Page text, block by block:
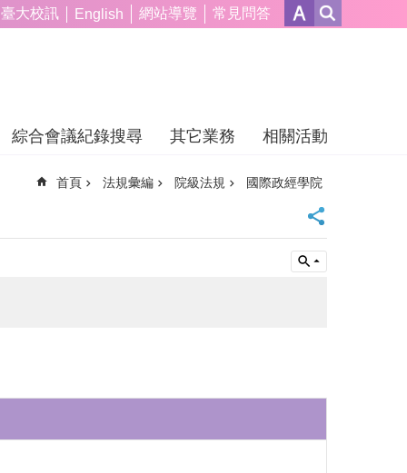
臺大校訊 English 網站導覽 常見問答
綜合會議紀錄搜尋 其它業務 相關活動
首頁 法規彙編 院級法規 國際政經學院